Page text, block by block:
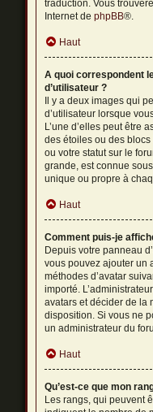
traduction. Vous
Internet dephpBB®.
Haut
A quoi correspondent
d’utilisateur ?
Il y a deux images qui
d’utilisateur lorsque
L’une d’elles peut être
des étoiles ou des
ou votre statut sur le
grande, est connue
unique ou propre à
Haut
Comment puis-je
Depuis votre panneau
vous pouvez ajouter un
méthodes d’avatar
importé.
avatars et décider de la
disposition. Si vous ne
un administrateur du
Haut
Qu’est-ce que mon
Les rangs, qui peuvent